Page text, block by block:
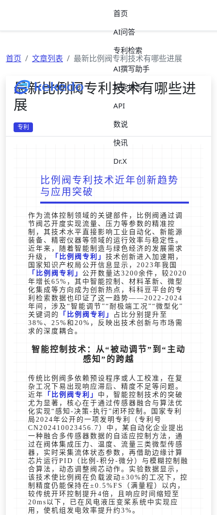
首页
AI问答
专利检索
AI撰写助手
智能报告
API
数说
快讯
Dr.X
首页 文章列表 最新比例阀专利技术有哪些进展
最新比例阀专利技术有哪些进
展
专利
比例阀专利技术近年创新趋势
与应用突破
作为流体控制领域的关键部件，比例阀通过调
节阀芯开度实现流量、压力等参数的精准控
制，其技术水平直接影响工业自动化、新能源
装备、精密仪器等领域的运行效率与稳定性。
近年来，随着智能制造与绿色经济的发展需求
升级，
比例阀专利
技术创新进入加速期，
国家知识产权局公开信息显示，2023年我国
比例阀专利
公开数量达3200余件，较2020
年增长65%，其中智能控制、材料革新、微型
化集成等方向成为创新热点，科科豆平台的专
利检索数据也印证了这一趋势——2022-2024
年间，涉及“智能调节”“耐极端工况”“微型化”
关键词的
比例阀专利
占比分别提升至
38%、25%和20%，反映出技术创新与市场需
求的深度耦合。
智能控制技术：从“被动调节”到“主动
感知”的跨越
传统比例阀多依赖预设程序或人工校准，在复
杂工况下易出现响应滞后、精度不足等问题。
近年
比例阀专利
中，智能控制技术的突破
尤为显著，核心在于通过传感器融合与算法优
化实现“感知-决策-执行”闭环控制。国家专利
局2024年公开的一项发明专利（专利号
CN202410023456.7）中，某自动化企业提出
一种融合多传感器数据的自适应控制方法，通
过在阀体集成压力、温度、流量三类微型传感
器，实时采集流体状态参数，再借助边缘计算
芯片运行PID（比例-积分-微分）与模糊控制融
合算法，动态调整阀芯动作。实验数据显示，
该技术使比例阀在负载波动±30%的工况下，控
制精度仍能保持在±0.5%FS（满量程）以内，
较传统开环控制提升4倍，且响应时间缩短至
20ms以下，已在风电液压变桨系统中实现应
用，使机组发电效率提升约3%。